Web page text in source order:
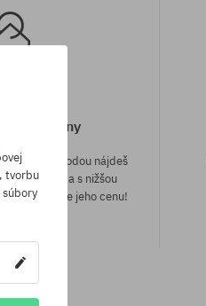
ceny
ale keď náhodou nájdeš
e-shope a s nižšou
znížime jeho cenu!
tvorbu